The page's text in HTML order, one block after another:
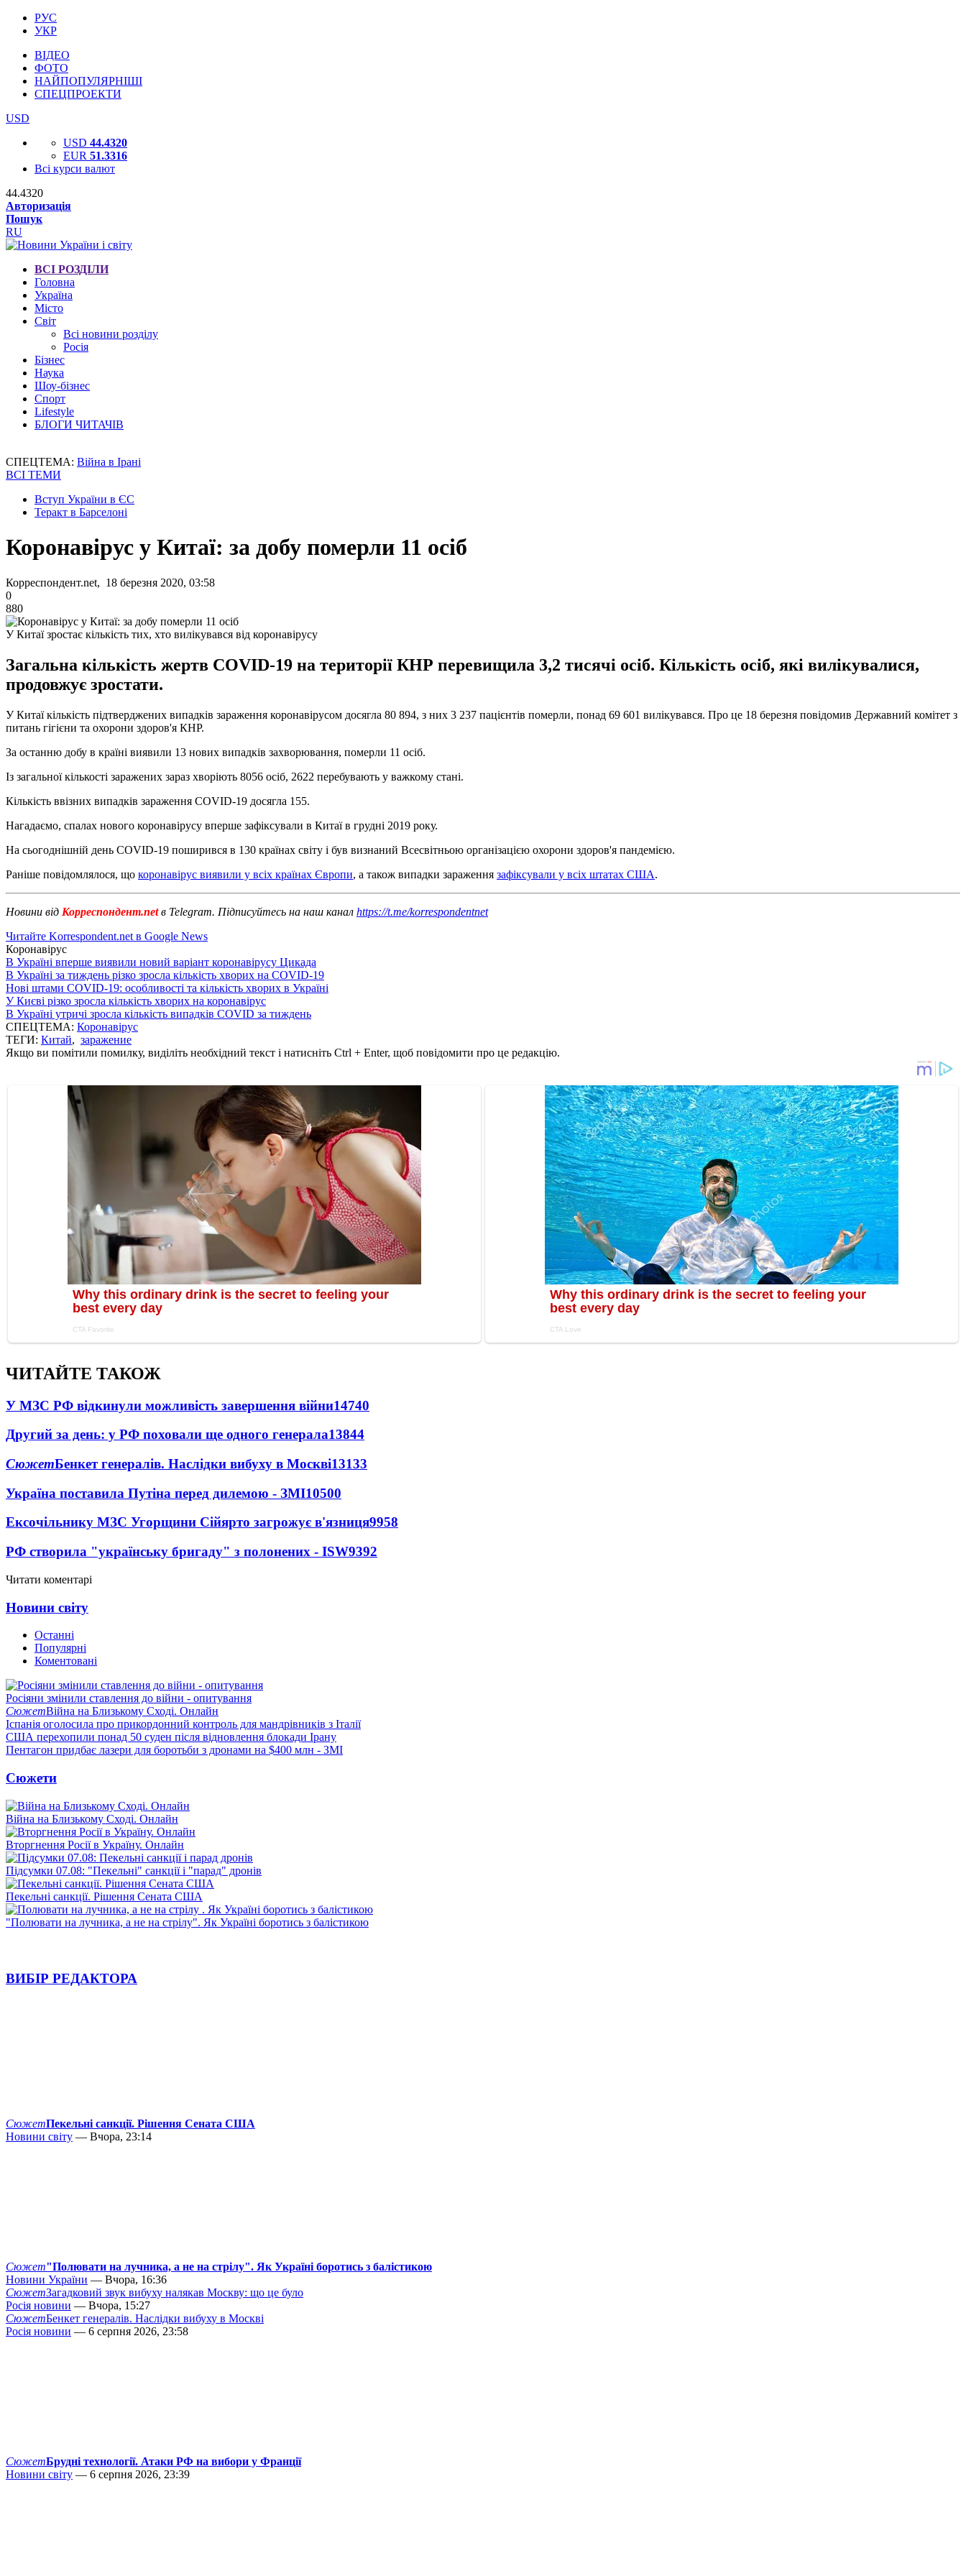
РУС
УКР
ВІДЕО
ФОТО
НАЙПОПУЛЯРНІШІ
СПЕЦПРОЕКТИ
USD
USD 44.4320
EUR 51.3316
Всі курси валют
44.4320
Авторизація
Пошук
RU
ВСІ РОЗДІЛИ
Головна
Україна
Місто
Світ
Всі новини розділу
Росія
Бізнес
Наука
Шоу-бізнес
Спорт
Lifestyle
БЛОГИ ЧИТАЧІВ
СПЕЦТЕМА: Війна в Ірані
ВСІ ТЕМИ
Вступ України в ЄС
Теракт в Барселоні
Коронавірус у Китаї: за добу померли 11 осіб
Корреспондент.net, 18 березня 2020, 03:58
0
880
У Китаї зростає кількість тих, хто вилікувався від коронавірусу
Загальна кількість жертв COVID-19 на території КНР перевищила 3,2 тисячі осіб. Кількість осіб, які вилікувалися,
продовжує зростати.
У Китаї кількість підтверджених випадків зараження коронавірусом досягла 80 894, з них 3 237 пацієнтів померли, понад 69 601 вилікувався. Про це 18 березня повідомив Державний комітет з
питань гігієни та охорони здоров'я КНР.
За останню добу в країні виявили 13 нових випадків захворювання, померли 11 осіб.
Із загальної кількості заражених зараз хворіють 8056 осіб, 2622 перебувають у важкому стані.
Кількість ввізних випадків зараження COVID-19 досягла 155.
Нагадаємо, спалах нового коронавірусу вперше зафіксували в Китаї в грудні 2019 року.
На сьогоднішній день COVID-19 поширився в 130 країнах світу і був визнаний Всесвітньою організацією охорони здоров'я пандемією.
Раніше повідомлялося, що коронавірус виявили у всіх країнах Європи, а також випадки зараження зафіксували у всіх штатах США.
Новини від Корреспондент.netв Telegram. Підписуйтесь на наш канал https://t.me/korrespondentnet
Читайте Korrespondent.net в Google News
Коронавірус
В Україні вперше виявили новий варіант коронавірусу Цикада
В Україні за тиждень різко зросла кількість хворих на COVID-19
Нові штами COVID-19: особливості та кількість хворих в Україні
У Києві різко зросла кількість хворих на коронавірус
В Україні утричі зросла кількість випадків COVID за тиждень
СПЕЦТЕМА: Коронавірус
ТЕГИ: Китай, заражение
Якщо ви помітили помилку, виділіть необхідний текст і натисніть Ctrl + Enter, щоб повідомити про це редакцію.
ЧИТАЙТЕ ТАКОЖ
У МЗС РФ відкинули можливість завершення війни14740
Другий за день: у РФ поховали ще одного генерала13844
СюжетБенкет генералів. Наслідки вибуху в Москві13133
Україна поставила Путіна перед дилемою - ЗМІ10500
Ексочільнику МЗС Угорщини Сійярто загрожує в'язниця9958
РФ створила "українську бригаду" з полонених - ISW9392
Читати коментарі
Новини світу
Останні
Популярні
Коментовані
Росіяни змінили ставлення до війни - опитування
СюжетВійна на Близькому Сході. Онлайн
Іспанія оголосила про прикордонний контроль для мандрівників з Італії
США перехопили понад 50 суден після відновлення блокади Ірану
Пентагон придбає лазери для боротьби з дронами на $400 млн - ЗМІ
Сюжети
Війна на Близькому Сході. Онлайн
Вторгнення Росії в Україну. Онлайн
Підсумки 07.08: "Пекельні" санкції і "парад" дронів
Пекельні санкції. Рішення Сената США
"Полювати на лучника, а не на стрілу". Як Україні боротись з балістикою
ВИБІР РЕДАКТОРА
СюжетПекельні санкції. Рішення Сената США
Новини світу — Вчора, 23:14
Сюжет"Полювати на лучника, а не на стрілу". Як Україні боротись з балістикою
Новини України — Вчора, 16:36
СюжетЗагадковий звук вибуху налякав Москву: що це було
Росія новини — Вчора, 15:27
СюжетБенкет генералів. Наслідки вибуху в Москві
Росія новини — 6 серпня 2026, 23:58
СюжетБрудні технології. Атаки РФ на вибори у Франції
Новини світу — 6 серпня 2026, 23:39